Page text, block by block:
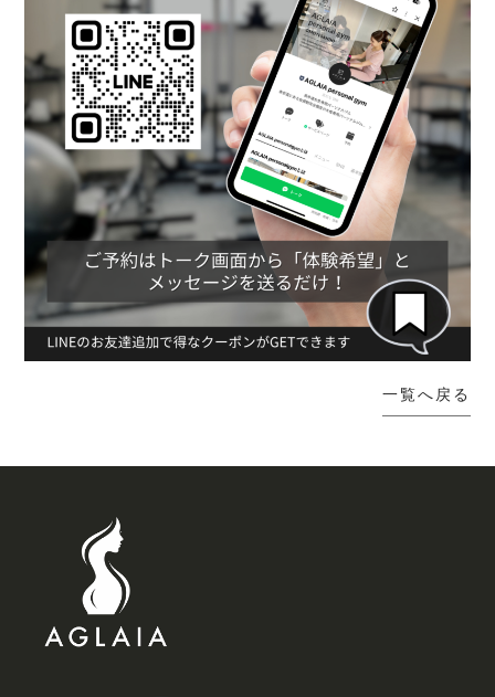
一覧へ戻る